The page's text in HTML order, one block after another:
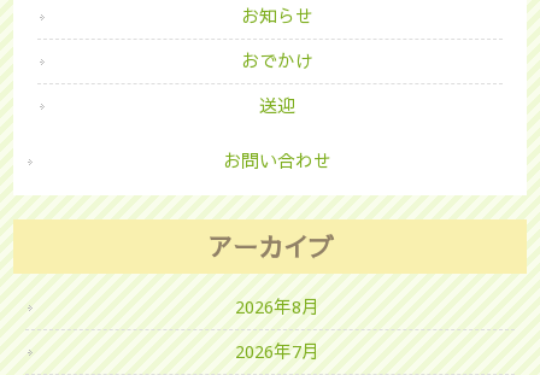
お知らせ
おでかけ
送迎
お問い合わせ
アーカイブ
2026年8月
2026年7月